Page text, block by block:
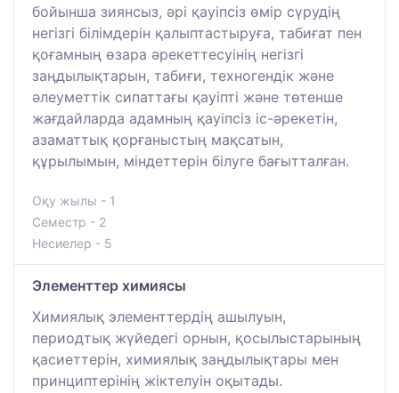
бойынша зиянсыз, әрі қауіпсіз өмір сүрудің
негізгі білімдерін қалыптастыруға, табиғат пен
қоғамның өзара әрекеттесуінің негізгі
заңдылықтарын, табиғи, техногендік және
әлеуметтік сипаттағы қауіпті және төтенше
жағдайларда адамның қауіпсіз іс-әрекетін,
азаматтық қорғаныстың мақсатын,
құрылымын, міндеттерін білуге бағытталған.
Оқу жылы - 1
Семестр - 2
Несиелер - 5
Элементтер химиясы
Химиялық элементтердің ашылуын,
периодтық жүйедегі орнын, қосылыстарының
қасиеттерін, химиялық заңдылықтары мен
принциптерінің жіктелуін оқытады.